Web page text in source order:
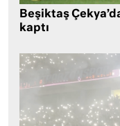
Beşiktaş
kaptı